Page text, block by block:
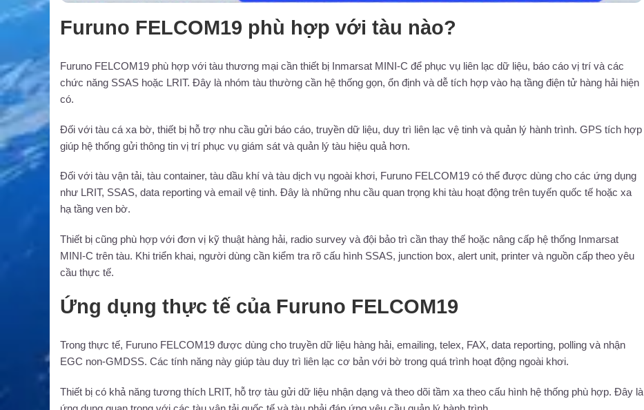
Furuno FELCOM19 phù hợp với tàu nào?
Furuno FELCOM19 phù hợp với tàu thương mại cần thiết bị Inmarsat MINI-C để phục vụ liên lạc dữ liệu, báo cáo vị trí và các
chức năng SSAS hoặc LRIT. Đây là nhóm tàu thường cần hệ thống gọn, ổn định và dễ tích hợp vào hạ tầng điện tử hàng hải hiện
có.
Đối với tàu cá xa bờ, thiết bị hỗ trợ nhu cầu gửi báo cáo, truyền dữ liệu, duy trì liên lạc vệ tinh và quản lý hành trình. GPS tích hợp
giúp hệ thống gửi thông tin vị trí phục vụ giám sát và quản lý tàu hiệu quả hơn.
Đối với tàu vận tải, tàu container, tàu dầu khí và tàu dịch vụ ngoài khơi, Furuno FELCOM19 có thể được dùng cho các ứng dụng
như LRIT, SSAS, data reporting và email vệ tinh. Đây là những nhu cầu quan trọng khi tàu hoạt động trên tuyến quốc tế hoặc xa
hạ tầng ven bờ.
Thiết bị cũng phù hợp với đơn vị kỹ thuật hàng hải, radio survey và đội bảo trì cần thay thế hoặc nâng cấp hệ thống Inmarsat
MINI-C trên tàu. Khi triển khai, người dùng cần kiểm tra rõ cấu hình SSAS, junction box, alert unit, printer và nguồn cấp theo yêu
cầu thực tế.
Ứng dụng thực tế của Furuno FELCOM19
Trong thực tế, Furuno FELCOM19 được dùng cho truyền dữ liệu hàng hải, emailing, telex, FAX, data reporting, polling và nhận
EGC non-GMDSS. Các tính năng này giúp tàu duy trì liên lạc cơ bản với bờ trong quá trình hoạt động ngoài khơi.
Thiết bị có khả năng tương thích LRIT, hỗ trợ tàu gửi dữ liệu nhận dạng và theo dõi tầm xa theo cấu hình hệ thống phù hợp. Đây là